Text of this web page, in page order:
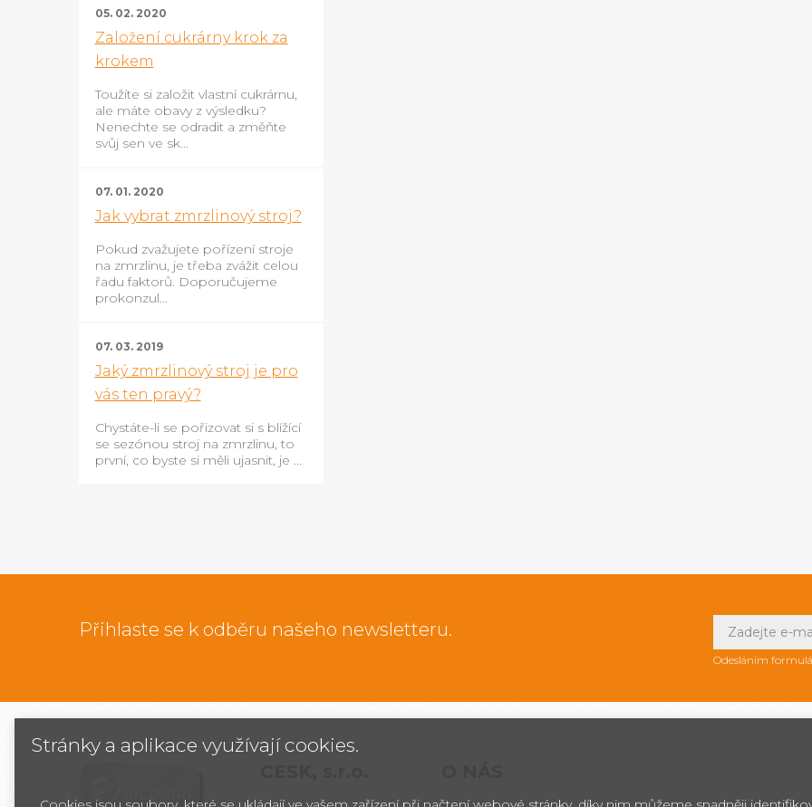
05. 02. 2020
Založení cukrárny krok za
krokem
Toužíte si založit vlastní cukrárnu,
ale máte obavy z výsledku?
Nenechte se odradit a změňte
svůj sen ve sk...
07. 01. 2020
Jak vybrat zmrzlinový stroj?
Pokud zvažujete pořízení stroje
na zmrzlinu, je třeba zvážit celou
řadu faktorů. Doporučujeme
prokonzul...
07. 03. 2019
Jaký zmrzlinový stroj je pro
vás ten pravý?
Chystáte-li se pořizovat si s blížící
se sezónou stroj na zmrzlinu, to
první, co byste si měli ujasnit, je ...
Přihlaste se k odběru našeho newsletteru.
Odesláním
Stránky a aplikace využívají cookies.